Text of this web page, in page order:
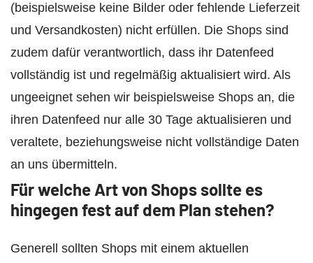
(beispielsweise keine Bilder oder fehlende Lieferzeit
und Versandkosten) nicht erfüllen. Die Shops sind
zudem dafür verantwortlich, dass ihr Datenfeed
vollständig ist und regelmäßig aktualisiert wird. Als
ungeeignet sehen wir beispielsweise Shops an, die
ihren Datenfeed nur alle 30 Tage aktualisieren und
veraltete, beziehungsweise nicht vollständige Daten
an uns übermitteln.
Für welche Art von Shops sollte es
hingegen fest auf dem Plan stehen?
Generell sollten Shops mit einem aktuellen